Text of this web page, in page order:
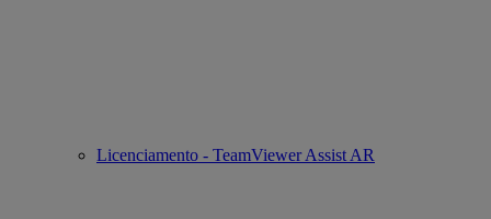
Licenciamento - TeamViewer Assist AR